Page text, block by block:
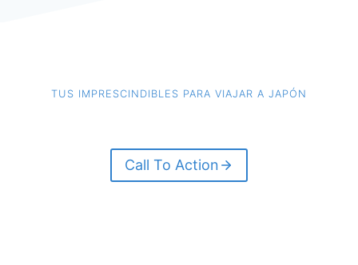
TUS IMPRESCINDIBLES PARA VIAJAR A JAPÓN
Call To Action